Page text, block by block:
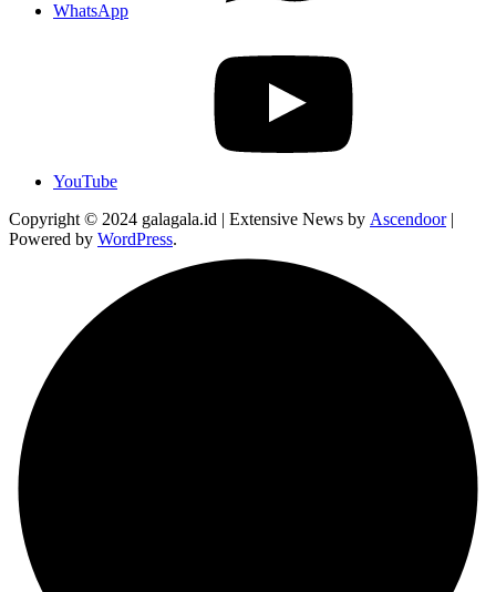
WhatsApp
YouTube
Copyright © 2024 galagala.id | Extensive News by Ascendoor|
Powered by WordPress.